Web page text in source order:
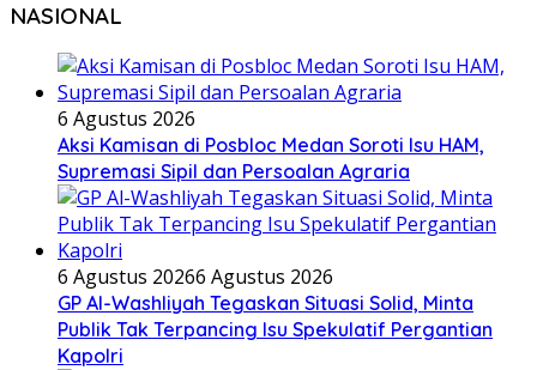
NASIONAL
6 Agustus 2026
Aksi Kamisan di Posbloc Medan Soroti Isu HAM,
Supremasi Sipil dan Persoalan Agraria
6 Agustus 20266 Agustus 2026
GP Al-Washliyah Tegaskan Situasi Solid, Minta
Publik Tak Terpancing Isu Spekulatif Pergantian
Kapolri